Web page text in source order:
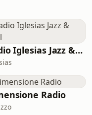
Radio Iglesias Jazz & Soul
Radio